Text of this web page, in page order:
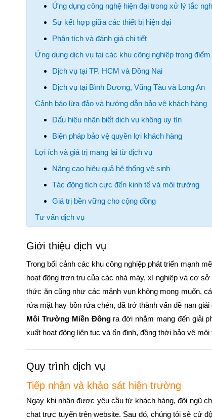
Ứng dụng công nghệ hiện đại trong xử lý tắc
Sự kết hợp giữa các thiết bị hiện đại
Phân tích và đánh giá chi tiết
Ứng dụng dịch vụ tại các khu công nghiệp trọng điểm
Dịch vụ tại TP. HCM và Đồng Nai
Dịch vụ tại Bình Dương, Vũng Tàu và Long An
Cảnh báo lừa đảo và hướng dẫn bảo vệ khách hàng
Dấu hiệu nhận biết dịch vụ không uy tín
Biện pháp bảo vệ quyền lợi khách hàng
Lợi ích và giá trị mang lại từ dịch vụ
Nâng cao hiệu quả hệ thống vệ sinh
Tác động tích cực đến kinh tế và môi trường
Giá trị bền vững cho cộng đồng
Tư vấn dịch vụ
Giới thiệu dịch vụ
Trong bối cảnh các khu công nghiệp phát triển mạnh
hoạt động trơn tru của các nhà máy, xí nghiệp và cơ
thức ăn cũng như các mảnh vụn không mong muốn,
rửa mặt hay bồn rửa chén, đã trở thành vấn đề nan
Môi Trường Miền Đôngra đời nhằm mang đến giải
xuất hoạt động liên tục và ổn định, đồng thời bảo vệ
Quy trình dịch vụ
Tiếp nhận và khảo sát hiện trường
Ngay khi nhận được yêu cầu từ khách hàng, đội ngũ
chat trực tuyến trên website. Sau đó, chúng tôi sẽ cử